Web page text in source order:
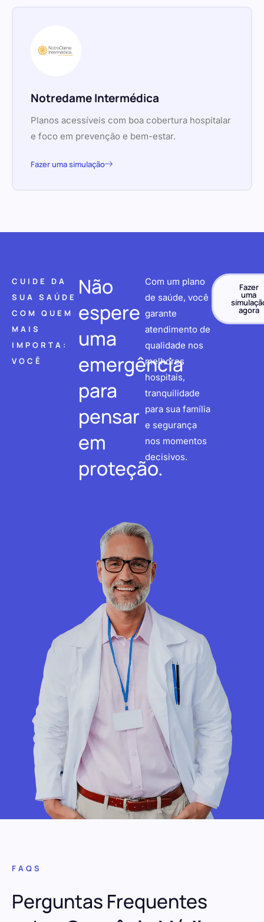
Notredame Intermédica
Planos acessíveis com boa cobertura hospitalar
e foco em prevenção e bem-estar.
Fazer uma simulação
CUIDE DA
SUA SAÚDE
COM QUEM
MAIS
IMPORTA:
VOCÊ
Não
espere
uma
emergência
para
pensar
em
proteção.
Com um plano
de saúde, você
garante
atendimento de
qualidade nos
melhores
hospitais,
tranquilidade
para sua família
e segurança
nos momentos
decisivos.
Fazer
uma
agora
FAQS
Perguntas Frequentes